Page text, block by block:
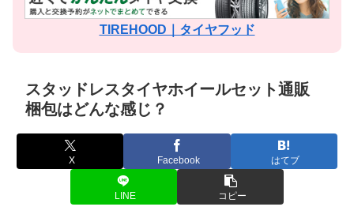
TIREHOOD｜タイヤフッド
スタッドレスタイヤホイールセット通販
梱包はどんな感じ？
X Facebook はてブ
LINE コピー